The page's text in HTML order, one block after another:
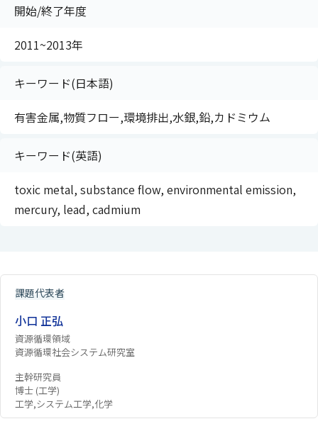
開始/終了年度
2011~2013年
キーワード(日本語)
有害金属,物質フロー,環境排出,水銀,鉛,カドミウム
キーワード(英語)
toxic metal, substance flow, environmental emission,
mercury, lead, cadmium
課題代表者
小口 正弘
資源循環領域
資源循環社会システム研究室
主幹研究員
博士 (工学)
工学,システム工学,化学